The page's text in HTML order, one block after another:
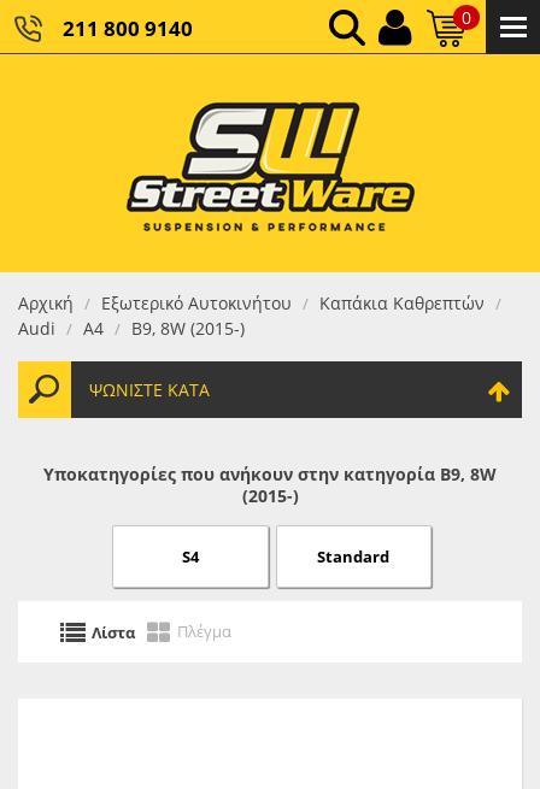
211 800 9140 0
ΚΑΘΑΡΌ ΣΎΝΟΛΟ:
ΤΕΛΙΚΌ ΣΎΝΟΛΟ:0,00 €
Αρχική / Εξωτερικό Αυτοκινήτου / Καπάκια Καθρεπτών /
Audi / A4 / B9, 8W (2015-)
ΨΩΝΊΣΤΕ ΚΑΤΆ
Υποκατηγορίες που ανήκουν στην κατηγορία B9, 8W
(2015-)
S4 Standard
Λίστα Πλέγμα